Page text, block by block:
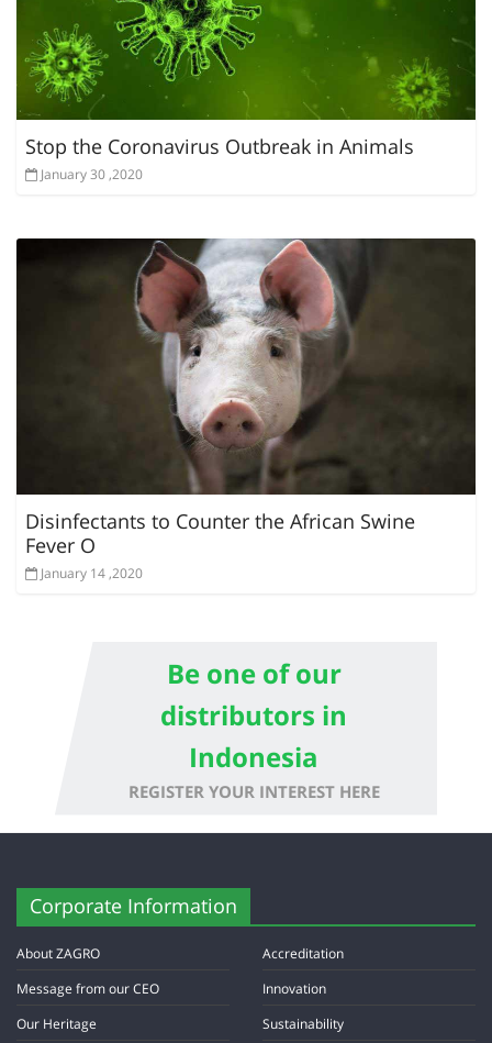
Stop the Coronavirus Outbreak in Animals
January 30 ,2020
Disinfectants to Counter the African Swine
Fever O
January 14 ,2020
Be one of our
distributors in
Indonesia
REGISTER YOUR INTEREST HERE
Corporate Information
About ZAGRO
Message from our CEO
Our Heritage
Accreditation
Innovation
Sustainability